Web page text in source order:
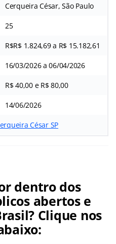
Cerqueira César, São Paulo
25
R$R$ 1.824,69 a R$ 15.182,61
16/03/2026 a 06/04/2026
R$ 40,00 e R$ 80,00
14/06/2026
César SP
dentro dos
abertos e
Clique nos